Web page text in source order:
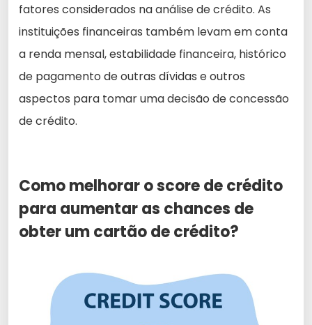
fatores considerados na análise de crédito. As
instituições financeiras também levam em conta
a renda mensal, estabilidade financeira, histórico
de pagamento de outras dívidas e outros
aspectos para tomar uma decisão de concessão
de crédito.
Como melhorar o score de crédito
para aumentar as chances de
obter um cartão de crédito?